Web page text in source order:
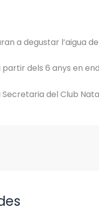
a degustar l’aigua
dels 6 anys en
del Club